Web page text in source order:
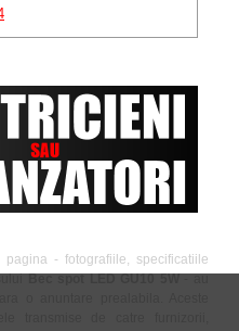
- fotografiile, specificatiile